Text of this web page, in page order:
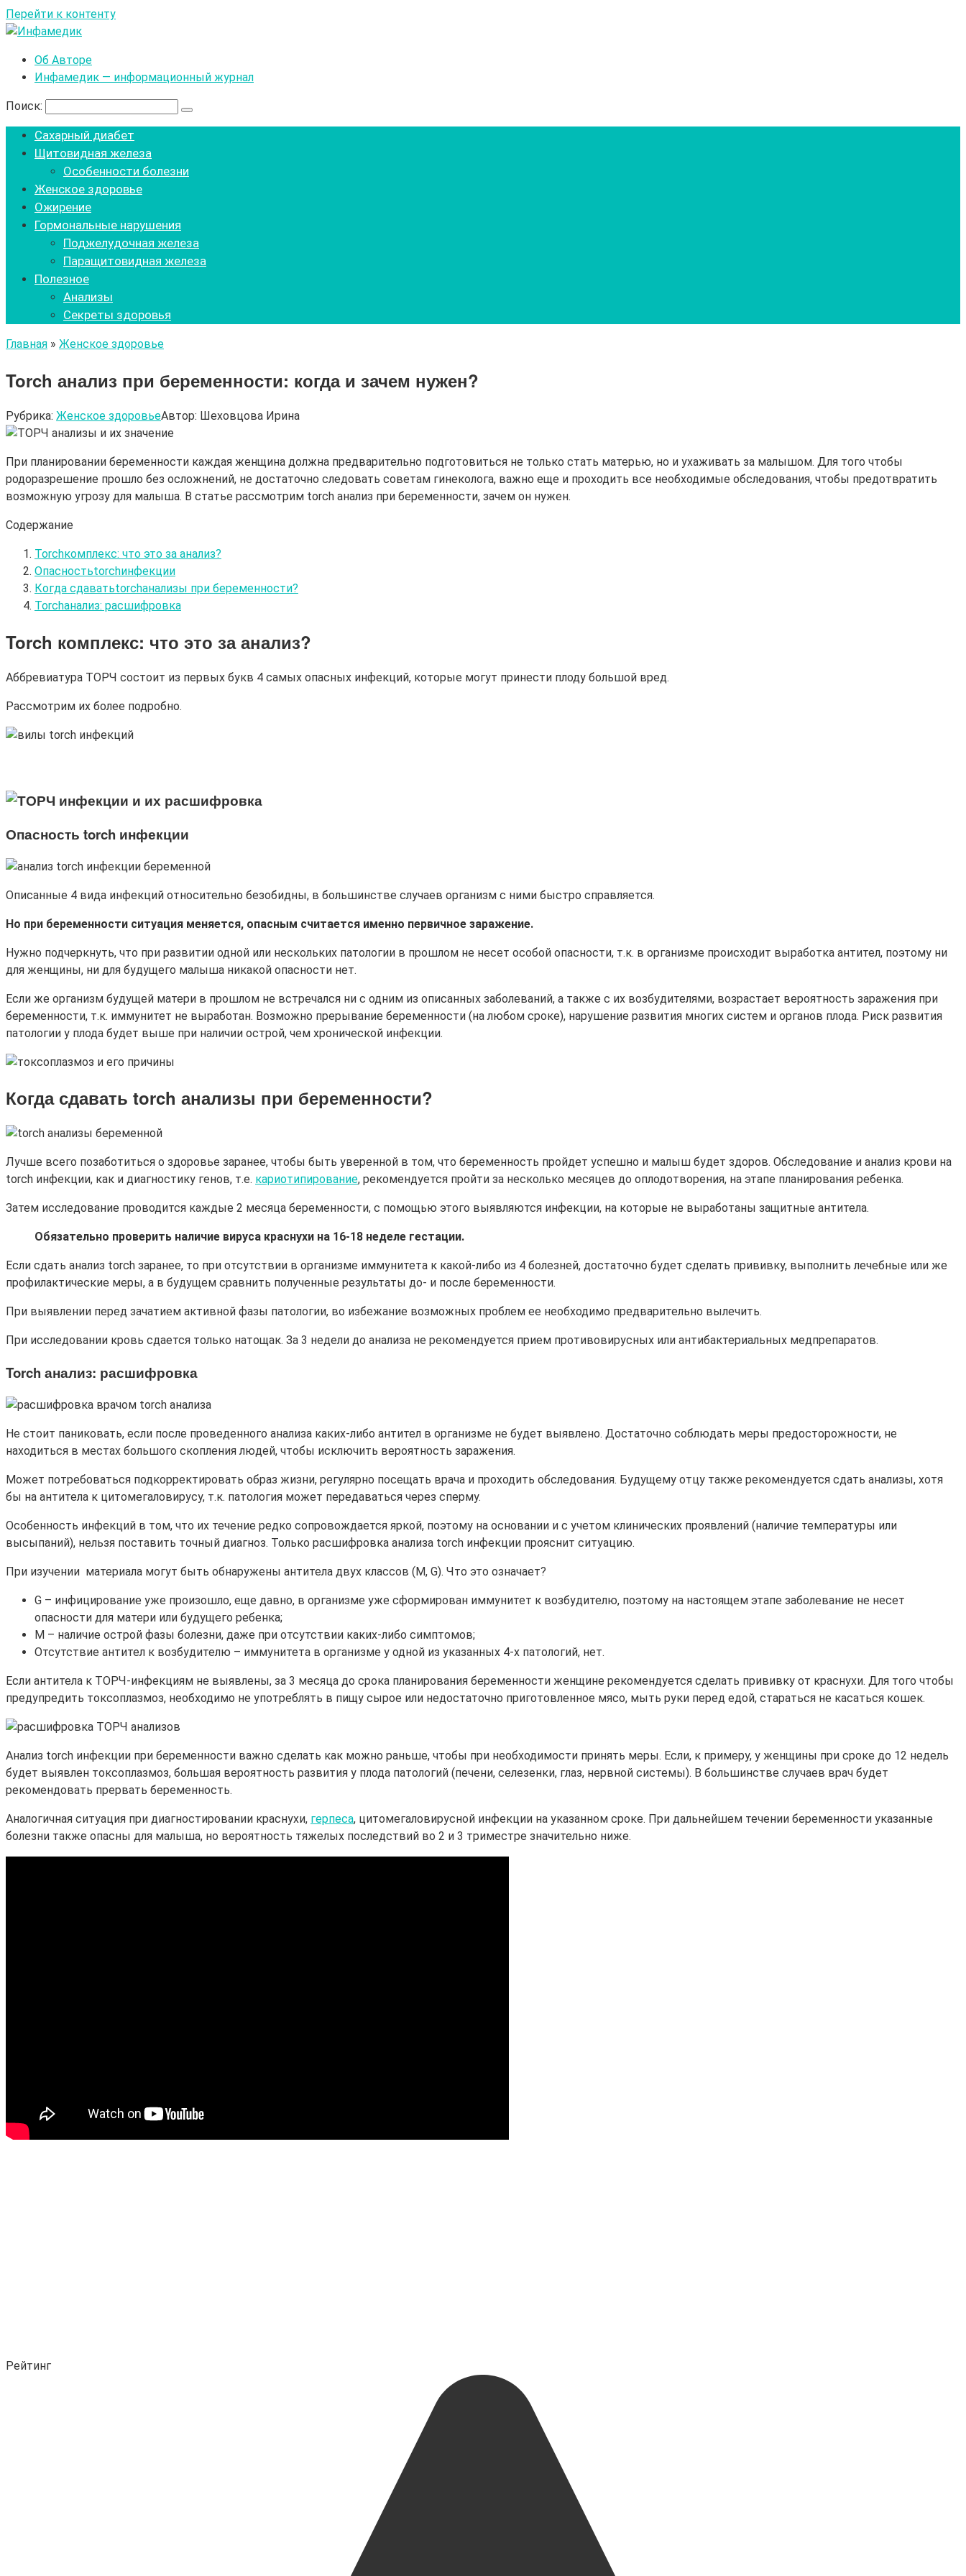
Перейти к контенту
Об Авторе
Инфамедик — информационный журнал
Поиск:
Сахарный диабет
Щитовидная железа
Особенности болезни
Женское здоровье
Ожирение
Гормональные нарушения
Поджелудочная железа
Паращитовидная железа
Полезное
Анализы
Секреты здоровья
Главная » Женское здоровье
Torch анализ при беременности: когда и зачем нужен?
Рубрика: Женское здоровьеАвтор: Шеховцова Ирина
При планировании беременности каждая женщина должна предварительно подготовиться не только стать матерью, но и ухаживать за малышом. Для того чтобы
родоразрешение прошло без осложнений, не достаточно следовать советам гинеколога, важно еще и проходить все необходимые обследования, чтобы предотвратить
возможную угрозу для малыша. В статье рассмотрим torch анализ при беременности, зачем он нужен.
Содержание
Torchкомплекс: что это за анализ?
Опасностьtorchинфекции
Когда сдаватьtorchанализы при беременности?
Torchанализ: расшифровка
Torch комплекс: что это за анализ?
Аббревиатура ТОРЧ состоит из первых букв 4 самых опасных инфекций, которые могут принести плоду большой вред.
Рассмотрим их более подробно.
Опасность torch инфекции
Описанные 4 вида инфекций относительно безобидны, в большинстве случаев организм с ними быстро справляется.
Но при беременности ситуация меняется, опасным считается именно первичное заражение.
Нужно подчеркнуть, что при развитии одной или нескольких патологии в прошлом не несет особой опасности, т.к. в организме происходит выработка антител, поэтому ни
для женщины, ни для будущего малыша никакой опасности нет.
Если же организм будущей матери в прошлом не встречался ни с одним из описанных заболеваний, а также с их возбудителями, возрастает вероятность заражения при
беременности, т.к. иммунитет не выработан. Возможно прерывание беременности (на любом сроке), нарушение развития многих систем и органов плода. Риск развития
патологии у плода будет выше при наличии острой, чем хронической инфекции.
Когда сдавать torch анализы при беременности?
Лучше всего позаботиться о здоровье заранее, чтобы быть уверенной в том, что беременность пройдет успешно и малыш будет здоров. Обследование и анализ крови на
torch инфекции, как и диагностику генов, т.е. кариотипирование, рекомендуется пройти за несколько месяцев до оплодотворения, на этапе планирования ребенка.
Затем исследование проводится каждые 2 месяца беременности, с помощью этого выявляются инфекции, на которые не выработаны защитные антитела.
Обязательно проверить наличие вируса краснухи на 16-18 неделе гестации.
Если сдать анализ torch заранее, то при отсутствии в организме иммунитета к какой-либо из 4 болезней, достаточно будет сделать прививку, выполнить лечебные или же
профилактические меры, а в будущем сравнить полученные результаты до- и после беременности.
При выявлении перед зачатием активной фазы патологии, во избежание возможных проблем ее необходимо предварительно вылечить.
При исследовании кровь сдается только натощак. За 3 недели до анализа не рекомендуется прием противовирусных или антибактериальных медпрепаратов.
Torch анализ: расшифровка
Не стоит паниковать, если после проведенного анализа каких-либо антител в организме не будет выявлено. Достаточно соблюдать меры предосторожности, не
находиться в местах большого скопления людей, чтобы исключить вероятность заражения.
Может потребоваться подкорректировать образ жизни, регулярно посещать врача и проходить обследования. Будущему отцу также рекомендуется сдать анализы, хотя
бы на антитела к цитомегаловирусу, т.к. патология может передаваться через сперму.
Особенность инфекций в том, что их течение редко сопровождается яркой, поэтому на основании и с учетом клинических проявлений (наличие температуры или
высыпаний), нельзя поставить точный диагноз. Только расшифровка анализа torch инфекции прояснит ситуацию.
При изучении материала могут быть обнаружены антитела двух классов (M, G). Что это означает?
G – инфицирование уже произошло, еще давно, в организме уже сформирован иммунитет к возбудителю, поэтому на настоящем этапе заболевание не несет
опасности для матери или будущего ребенка;
M – наличие острой фазы болезни, даже при отсутствии каких-либо симптомов;
Отсутствие антител к возбудителю – иммунитета в организме у одной из указанных 4-х патологий, нет.
Если антитела к ТОРЧ-инфекциям не выявлены, за 3 месяца до срока планирования беременности женщине рекомендуется сделать прививку от краснухи. Для того чтобы
предупредить токсоплазмоз, необходимо не употреблять в пищу сырое или недостаточно приготовленное мясо, мыть руки перед едой, стараться не касаться кошек.
Анализ torch инфекции при беременности важно сделать как можно раньше, чтобы при необходимости принять меры. Если, к примеру, у женщины при сроке до 12 недель
будет выявлен токсоплазмоз, большая вероятность развития у плода патологий (печени, селезенки, глаз, нервной системы). В большинстве случаев врач будет
рекомендовать прервать беременность.
Аналогичная ситуация при диагностировании краснухи, герпеса, цитомегаловирусной инфекции на указанном сроке. При дальнейшем течении беременности указанные
болезни также опасны для малыша, но вероятность тяжелых последствий во 2 и 3 триместре значительно ниже.
Рейтинг